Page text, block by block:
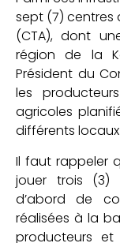
sept (7)
(CTA), dont
région de la
Président du
les
agricoles
différents locaux
Il faut rappeler
jouer trois (3)
d’abord de
réalisées à la
producteurs